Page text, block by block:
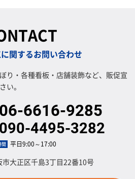
関するお問い合わせ
り・各種看板・店舗装飾など、販促宣
い。
06-6616-9285
090-4495-3282
間 平日9:00～17:00
市大正区千島3丁目22番10号